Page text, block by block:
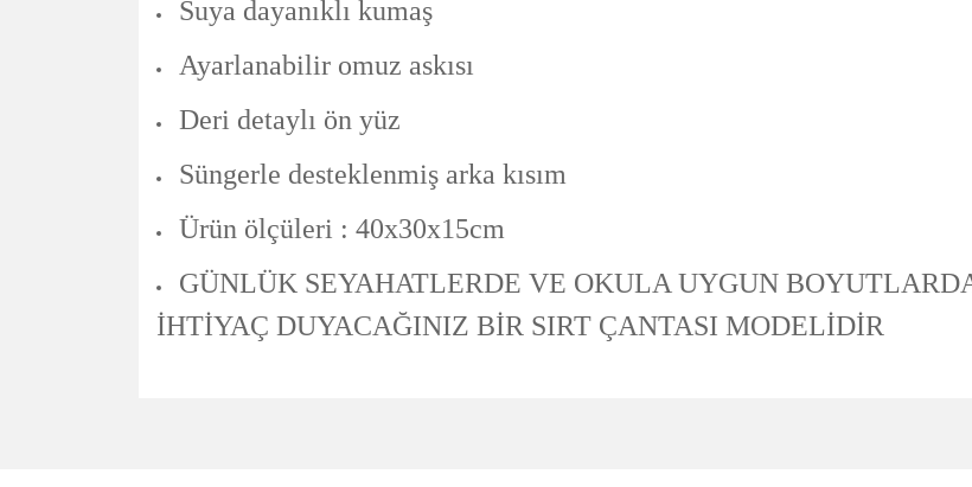
Suya dayanıklı kumaş
Ayarlanabilir omuz askısı
Deri detaylı ön yüz
Süngerle desteklenmiş arka kısım
Ürün ölçüleri : 40x30x15cm
GÜNLÜK SEYAHATLERDE VE OKULA UYGUN
İHTİYAÇ DUYACAĞINIZ BİR SIRT ÇANTASI MODELİDİR